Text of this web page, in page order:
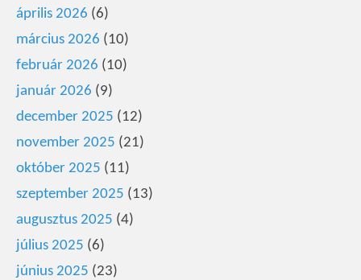
április 2026 (6)
március 2026 (10)
február 2026 (10)
január 2026 (9)
december 2025 (12)
november 2025 (21)
október 2025 (11)
szeptember 2025 (13)
augusztus 2025 (4)
július 2025 (6)
június 2025 (23)